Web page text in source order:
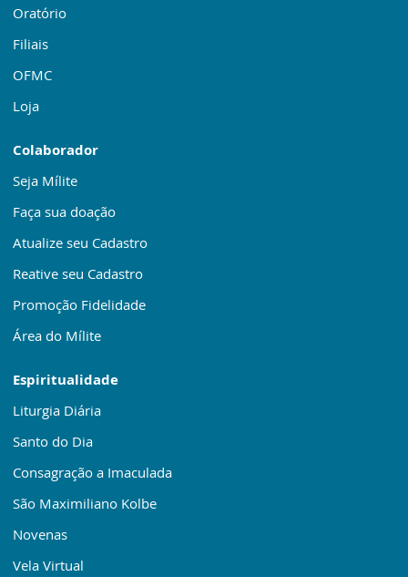
Oratório
Filiais
OFMC
Loja
Colaborador
Seja Mílite
Faça sua doação
Atualize seu Cadastro
Reative seu Cadastro
Promoção Fidelidade
Área do Mílite
Espiritualidade
Liturgia Diária
Santo do Dia
Consagração a Imaculada
São Maximiliano Kolbe
Novenas
Vela Virtual